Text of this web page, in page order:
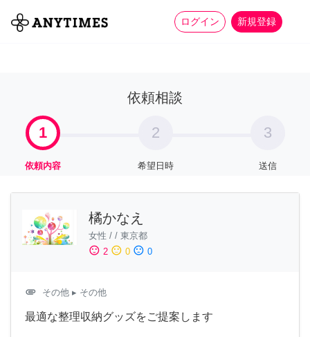
ログイン 新規登録
全て 家事 more_horiz
依頼相談
1
依頼内容
2
希望日時
3
送信
橘かなえ
女性 / / 東京都
sentiment_satisfied 2 sentiment_neutral 0 sentiment_dissatisfied 0
attachment その他 ▸ その他
最適な整理収納グッズをご提案します